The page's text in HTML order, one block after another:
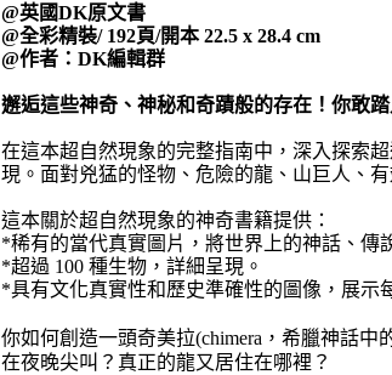
@英國DK原文書
@全彩精裝/ 192頁/開本 22.5 x 28.4 cm
@作者：DK編輯群
邂逅這些神奇、神秘和奇蹟般的存在！你敢
在這本超自然現象的完整指南中，深入探索
現。面對兇猛的怪物、危險的龍、山巨人、
這本關於超自然現象的神奇書籍提供：
*稀有的當代真實圖片，將世界上的神話、傳
*超過 100 種生物，詳細呈現。
*具有文化真實性和歷史準確性的圖像，展示
你如何創造一頭奇美拉(chimera ，希臘神話中
在夜晚尖叫？真正的龍又居住在哪裡？